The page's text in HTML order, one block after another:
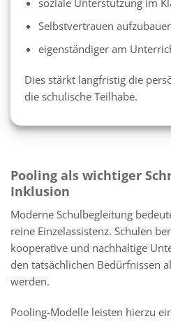
soziale Unterstützung im
Selbstvertrauen
eigenständiger am
Dies stärkt langfristig die
die schulische Teilhabe.
Pooling als wichtiger
Inklusion
Moderne Schulbegleitung
reine Einzelassistenz. Schulen
kooperative und nachhaltige
den tatsächlichen Bedürfnissen
werden.
Pooling-Modelle leisten hierzu